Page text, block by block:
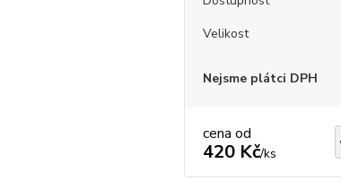
Velikost
Nejsme plátci DPH
cena od
420 Kč/ks